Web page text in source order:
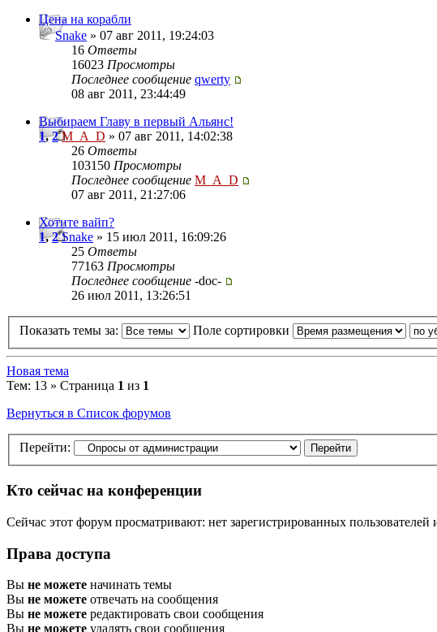
Цена на корабли
Snake » 07 авг 2011, 19:24:03
16 Ответы
16023 Просмотры
Последнее сообщение qwerty
08 авг 2011, 23:44:49
Выбираем Главу в первый Альянс!
1,2 M_A_D » 07 авг 2011, 14:02:38
26 Ответы
103150 Просмотры
Последнее сообщение M_A_D
07 авг 2011, 21:27:06
Хотите вайп?
1,2 Snake » 15 июл 2011, 16:09:26
25 Ответы
77163 Просмотры
Последнее сообщение -doc-
26 июл 2011, 13:26:51
Показать темы за: Поле сортировки
Новая тема
Тем: 13 » Страница 1 из 1
Вернуться в Список форумов
Перейти:
Кто сейчас на конференции
Сейчас этот форум просматривают: нет зарегистрированных пользователей
Права доступа
Вы не можете начинать темы
Вы не можете отвечать на сообщения
Вы не можете редактировать свои сообщения
Вы не можете удалять свои сообщения